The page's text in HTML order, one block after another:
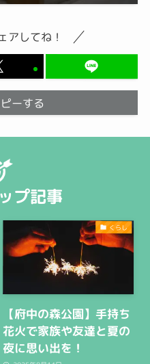
アしてね！
ーする
プ記事
くらし
【府中の森公園】手持ち
花火で家族や友達と夏の
夜に思い出を！